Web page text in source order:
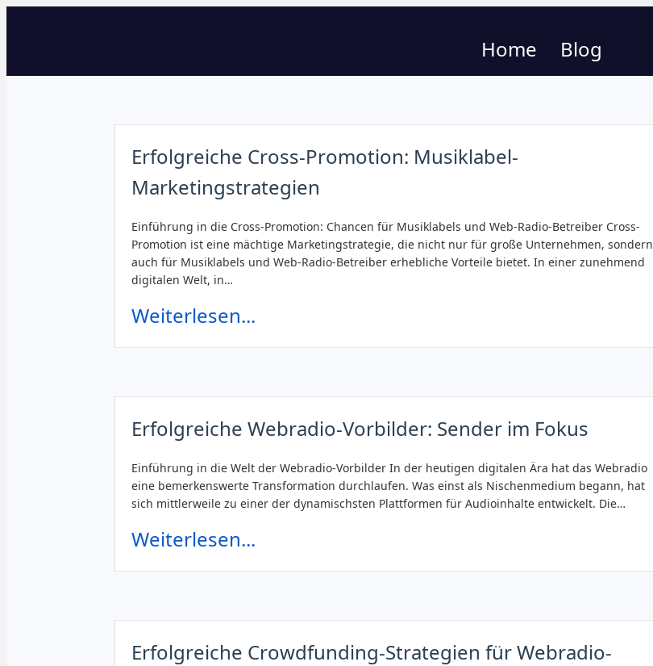
Home Blog
Erfolgreiche Cross-Promotion: Musiklabel-
Marketingstrategien
Einführung in die Cross-Promotion: Chancen für Musiklabels und Web-Radio-Betreiber Cross-
Promotion ist eine mächtige Marketingstrategie, die nicht nur für große Unternehmen, sondern
auch für Musiklabels und Web-Radio-Betreiber erhebliche Vorteile bietet. In einer zunehmend
digitalen Welt, in…
Weiterlesen...
Erfolgreiche Webradio-Vorbilder: Sender im Fokus
Einführung in die Welt der Webradio-Vorbilder In der heutigen digitalen Ära hat das Webradio
eine bemerkenswerte Transformation durchlaufen. Was einst als Nischenmedium begann, hat
sich mittlerweile zu einer der dynamischsten Plattformen für Audioinhalte entwickelt. Die…
Weiterlesen...
Erfolgreiche Crowdfunding-Strategien für Webradio-